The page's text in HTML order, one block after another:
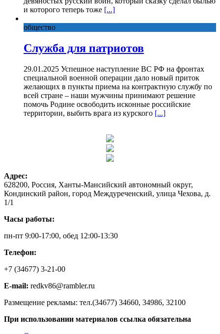
и которого теперь тоже [...]
общество
Служба для патриотов
29.01.2025 Успешное наступление ВС РФ на фронтах
специальной военной операции дало новый приток
желающих в пункты приема на контрактную службу по
всей стране – наши мужчины принимают решение
помочь Родине освободить исконные российские
территории, выбить врага из курского [...]
Адрес:
628200, Россия, Ханты-Мансийский автономный округ,
Кондинский район, город Междуреченский, улица Чехова, д.
1/1
Часы работы:
пн-пт 9:00-17:00, обед 12:00-13:30
Телефон:
+7 (34677) 3-21-00
E-mail: redkv86@rambler.ru
Размещение рекламы: тел.(34677) 34660, 34986, 32100
При использовании материалов ссылка обязательна